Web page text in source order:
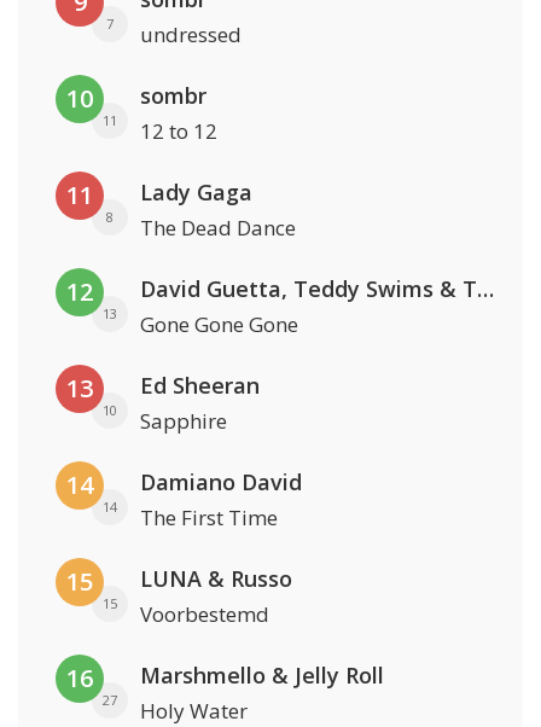
7 undressed
10
11
sombr
12 to 12
11
8
Lady Gaga
The Dead Dance
12
13
David Guetta, Teddy Swims & Tones And I
Gone Gone Gone
13
10
Ed Sheeran
Sapphire
14
14
Damiano David
The First Time
15
15
LUNA & Russo
Voorbestemd
16
27
Marshmello & Jelly Roll
Holy Water